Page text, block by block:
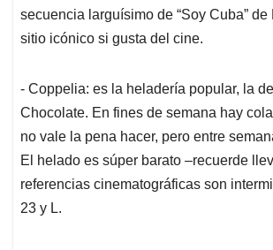
secuencia larguísimo de “Soy Cuba” de
sitio icónico si gusta del cine.
- Coppelia: es la heladería popular, la
Chocolate. En fines de semana hay
no vale la pena hacer, pero entre
El helado es súper barato –recuerde
referencias cinematográficas son
23 y L.